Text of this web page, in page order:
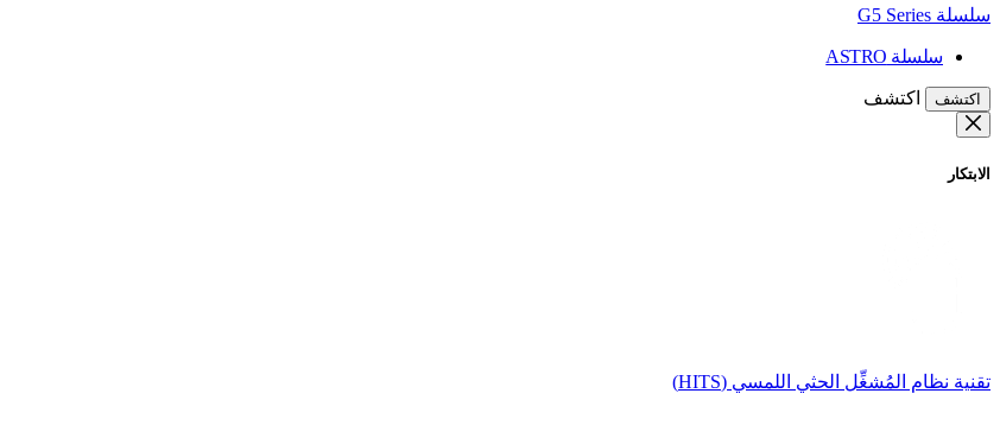
سلسلة G5 Series
سلسلة ASTRO
اكتشف اكتشف
الابتكار
تقنية نظام المُشغِّل الحثي اللمسي (HITS)